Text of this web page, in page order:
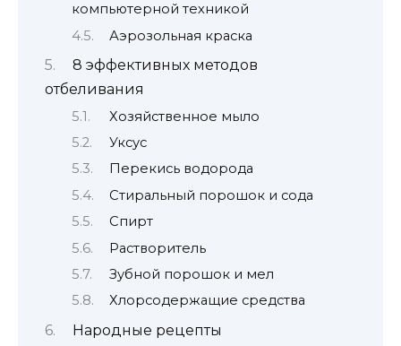
компьютерной техникой
Аэрозольная краска
8 эффективных методов
отбеливания
Хозяйственное мыло
Уксус
Перекись водорода
Стиральный порошок и сода
Спирт
Растворитель
Зубной порошок и мел
Хлорсодержащие средства
Народные рецепты